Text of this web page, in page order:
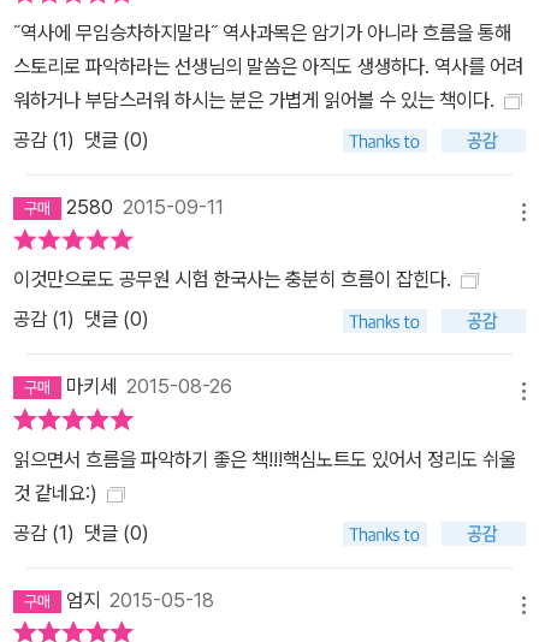
˝역사에 무임승차하지말라˝ 역사과목은 암기가 아니라 흐름을 통해
스토리로 파악하라는 선생님의 말씀은 아직도 생생하다. 역사를 어려
워하거나 부담스러워 하시는 분은 가볍게 읽어볼 수 있는 책이다.
공감 (1) 댓글 (0)
2580 2015-09-11
이것만으로도 공무원 시험 한국사는 충분히 흐름이 잡힌다.
공감 (1) 댓글 (0)
마키세 2015-08-26
읽으면서 흐름을 파악하기 좋은 책!!!핵심노트도 있어서 정리도 쉬울
것 같네요:)
공감 (1) 댓글 (0)
엄지 2015-05-18